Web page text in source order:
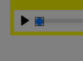
Abspielen